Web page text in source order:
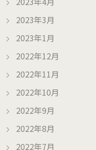
2023年3月
2023年1月
2022年12月
2022年11月
2022年10月
2022年9月
2022年8月
2022年7月